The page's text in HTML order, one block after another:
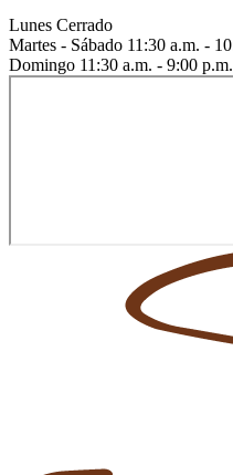
Lunes Cerrado
Martes - Sábado 11:30 a.m. -
Domingo 11:30 a.m. - 9:00 p.m.